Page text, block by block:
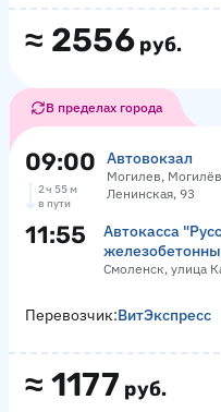
≈ 2556 руб.
В пределах города
09:00 Автовокзал
Могилев,
Ленинская, 93
2 ч 55 м
в пути
11:55
Автокасса
Смоленск, улица
≈ 1177 руб.
Перевозчик:ВитЭкспресс